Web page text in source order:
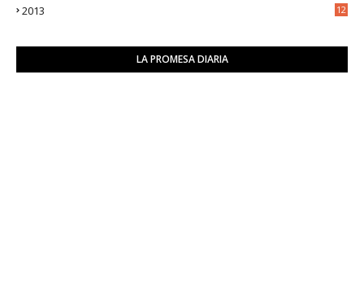
2013
12
LA PROMESA DIARIA